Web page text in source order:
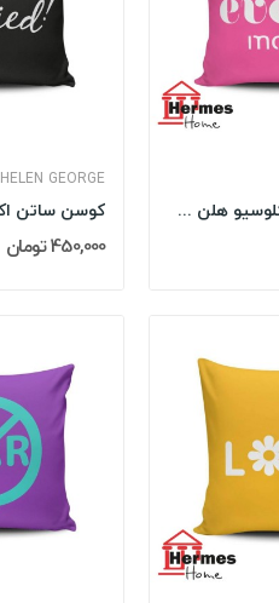
کوسن ساتن اکسکلوسیو هلن جورج HELEN GEORGE مدل:...
HELEN GEORGE
450,000 تومان